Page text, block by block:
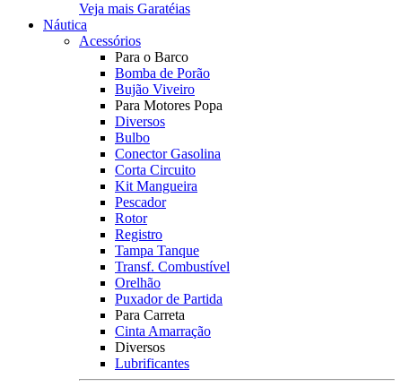
Veja mais Garatéias
Náutica
Acessórios
Para o Barco
Bomba de Porão
Bujão Viveiro
Para Motores Popa
Diversos
Bulbo
Conector Gasolina
Corta Circuito
Kit Mangueira
Pescador
Rotor
Registro
Tampa Tanque
Transf. Combustível
Orelhão
Puxador de Partida
Para Carreta
Cinta Amarração
Diversos
Lubrificantes